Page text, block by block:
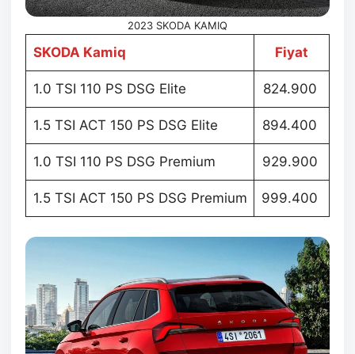
2023 SKODA KAMIQ
SKODA Kamiq Fiyat
1.0 TSI 110 PS DSG Elite 824.900
1.5 TSI ACT 150 PS DSG Elite 894.400
1.0 TSI 110 PS DSG Premium 929.900
1.5 TSI ACT 150 PS DSG Premium 999.400